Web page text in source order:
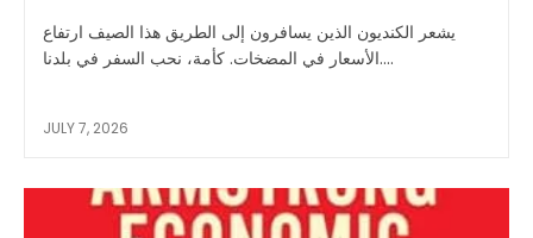
يشعر الكنديون الذين يسافرون إلى الطريق هذا الصيف ارتفاع
الأسعار في المضخات. كأمة، نحب السفر في بلدنا....
JULY 7, 2026